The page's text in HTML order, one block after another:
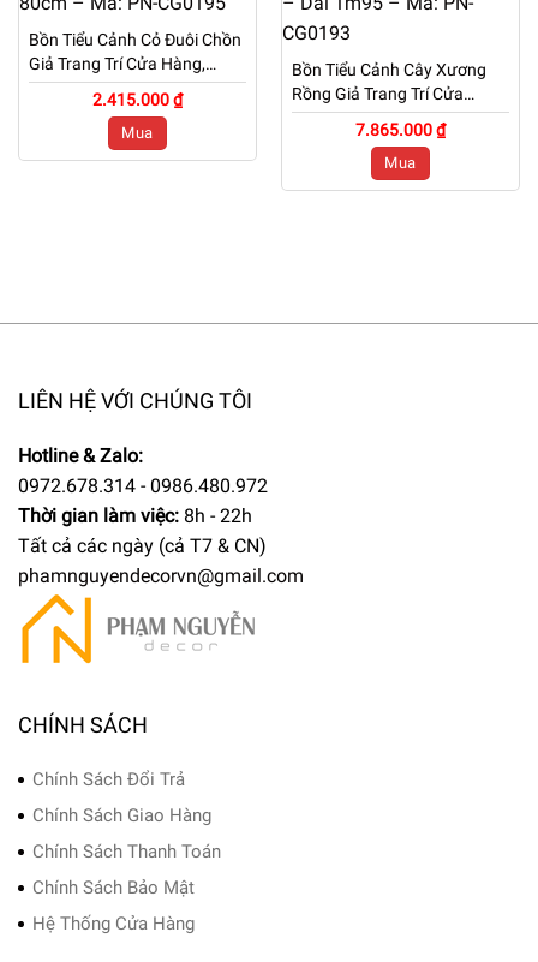
Bồn Tiểu Cảnh Cỏ Đuôi Chồn
Giả Trang Trí Cửa Hàng,
Studio, Tiệm Quán, Văn
Phòng, Nhà Cửa – Cao 80cm
– Mã: PN-CG0195
2.415.000 ₫
Mua
Bồn Tiểu Cảnh Cây Xương
Rồng Giả Trang Trí Cửa
Hàng, Studio, Tiệm Quán,
Văn Phòng, Nhà Cửa – Dài
1m95 – Mã: PN-CG0193
7.865.000 ₫
Mua
LIÊN HỆ VỚI CHÚNG TÔI
Hotline & Zalo:
0972.678.314 - 0986.480.972
Thời gian làm việc: 8h - 22h
Tất cả các ngày (cả T7 & CN)
phamnguyendecorvn@gmail.com
CHÍNH SÁCH
Chính Sách Đổi Trả
Chính Sách Giao Hàng
Chính Sách Thanh Toán
Chính Sách Bảo Mật
Hệ Thống Cửa Hàng